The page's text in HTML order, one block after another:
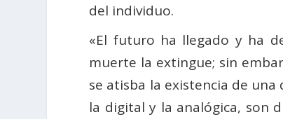
del individuo.
«El futuro ha llegado y ha
muerte la extingue; sin
se atisba la existencia de
la digital y la analógica, son